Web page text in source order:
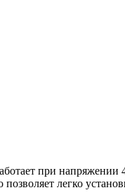
при напряжении
легко